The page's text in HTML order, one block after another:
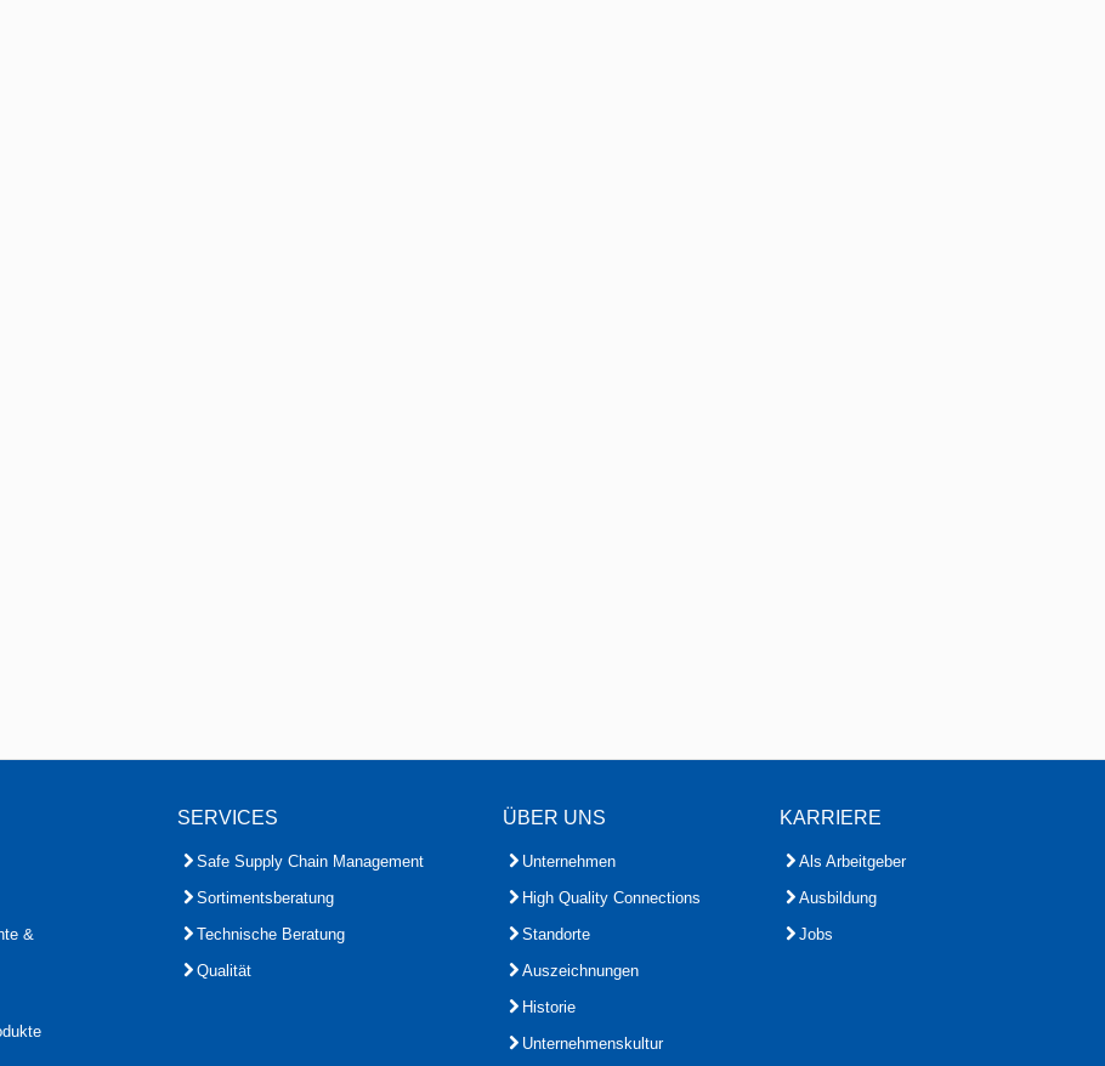
&
SERVICES
Safe Supply Chain Management
Sortimentsberatung
Technische Beratung
Qualität
ÜBER UNS
Unternehmen
High Quality Connections
Standorte
Auszeichnungen
Historie
Unternehmenskultur
KARRIERE
Als Arbeitgeber
Ausbildung
Jobs